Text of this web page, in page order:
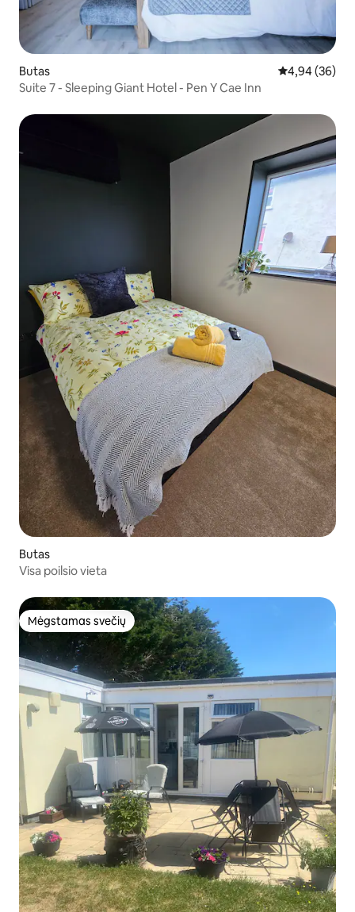
Butas Vidutinis
4,94 (36)
Suite 7 - Sleeping Giant Hotel - Pen Y Cae Inn
Butas
Visa poilsio vieta
Mėgstamas svečių
Mėgstamas svečių